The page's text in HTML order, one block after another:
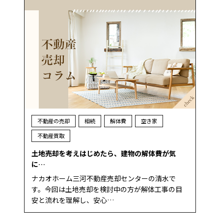
不動産の売却 相続 解体費
空き家
不動産買取
土地売却を考えはじめたら、建物の解体費が気
に…
ナカオホーム三河不動産売却センターの清水で
す。今回は土地売却を検討中の方が解体工事の目
安と流れを理解し、安心…